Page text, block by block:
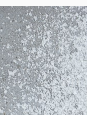
अपने बेहतरीन काम को बनाने के
क्रिएटिव, एंटरप्राइजेज, एजेंसियों
मिलियन से ज़्यादा सब्सक्राइबर।
हिन्दी